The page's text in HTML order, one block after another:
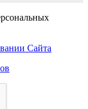
Сайта